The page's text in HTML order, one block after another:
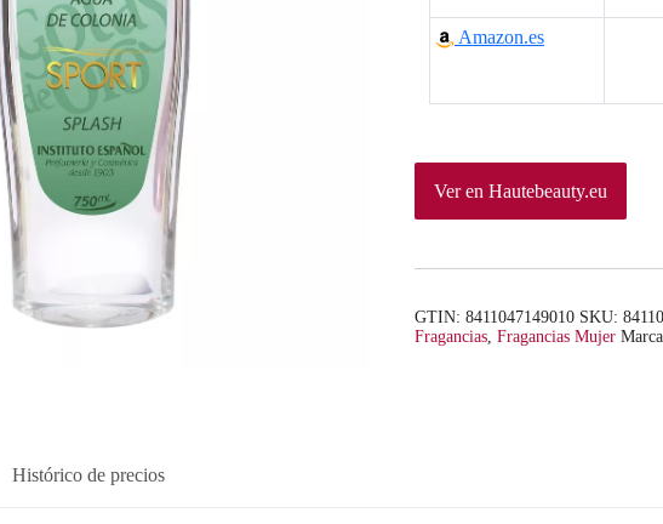
Amazon.es
Ver en Hautebeauty.eu
GTIN: 8411047149010 SKU:
Fragancias, Fragancias Mujer
Histórico de precios